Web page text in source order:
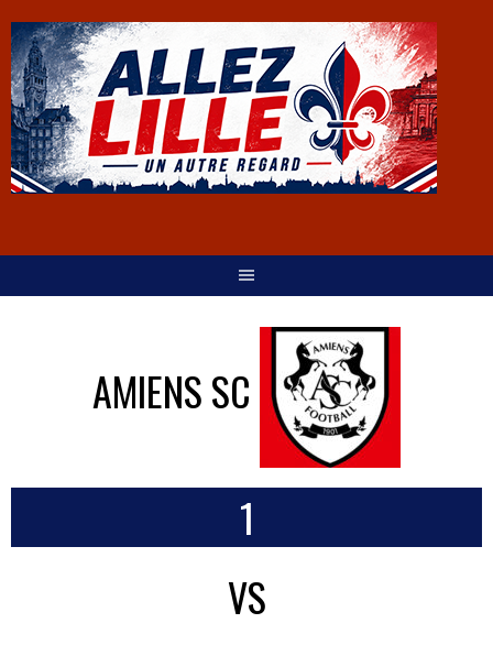
AMIENS SC
1
VS